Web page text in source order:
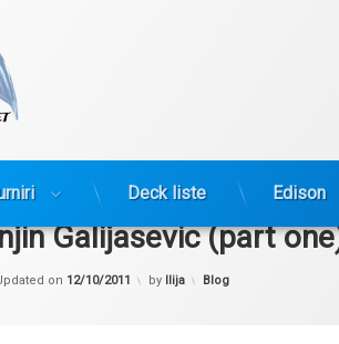
Deck liste Edison
Galijasevic (part
on 12/10/2011 by Ilija Kategorije:
Blog